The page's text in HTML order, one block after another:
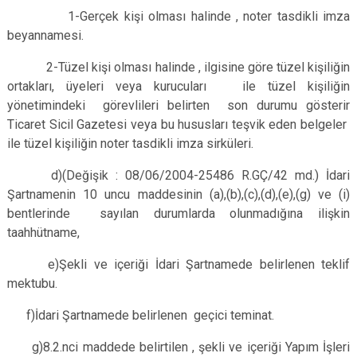
1-Gerçek kişi olması halinde , noter tasdikli imza
beyannamesi.
2-Tüzel kişi olması halinde , ilgisine göre tüzel kişiliğin
ortakları, üyeleri veya kurucuları ile tüzel kişiliğin
yönetimindeki görevlileri belirten son durumu gösterir
Ticaret Sicil Gazetesi veya bu hususları teşvik eden belgeler
ile tüzel kişiliğin noter tasdikli imza sirküleri.
d)(Değişik : 08/06/2004-25486 R.GÇ/42 md.) İdari
Şartnamenin 10 uncu maddesinin (a),(b),(c),(d),(e),(g) ve (i)
bentlerinde sayılan durumlarda olunmadığına ilişkin
taahhütname,
e)Şekli ve içeriği İdari Şartnamede belirlenen teklif
mektubu.
f)İdari Şartnamede belirlenen geçici teminat.
g)8.2.nci maddede belirtilen , şekli ve içeriği Yapım İşleri